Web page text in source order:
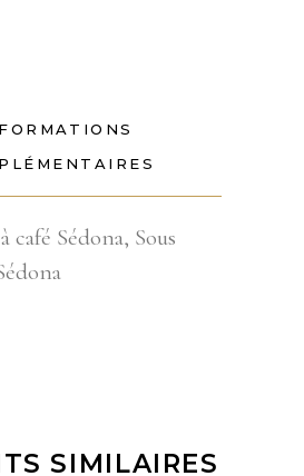
café Sédona, Sous
SIMILAIRES